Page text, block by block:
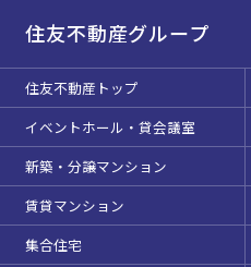
住友不動産グループ
住友不動産トップ
イベントホール・貸会議室
新築・分譲マンション
賃貸マンション
集合住宅